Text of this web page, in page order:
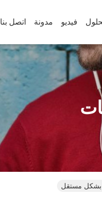
فيديو مدونة اتصل بنا